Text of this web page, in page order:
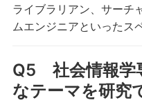
ライブラリアン、サーチ
ムエンジニアといったス
Q5 社会情報学
なテーマを研究